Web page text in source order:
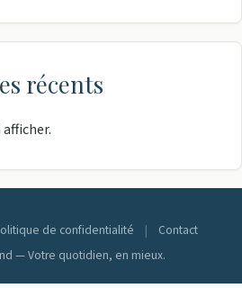
récents
de confidentialité |
Contact
— Votre quotidien, en mieux.